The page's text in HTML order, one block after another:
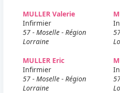
MULLER Valerie
Infirmier
57 - Moselle - Région
Lorraine
MULLER Eric
Infirmier
57 - Moselle - Région
Lorraine